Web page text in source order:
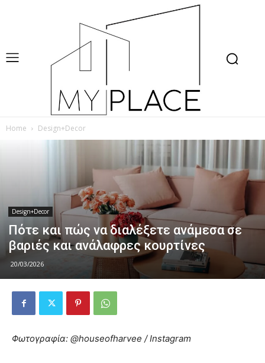
Home Design+Decor
Design+Decor
Πότε και πώς να διαλέξετε ανάμεσα σε
βαριές και ανάλαφρες κουρτίνες
20/03/2026
Φωτογραφία: @houseofharvee / Instagram